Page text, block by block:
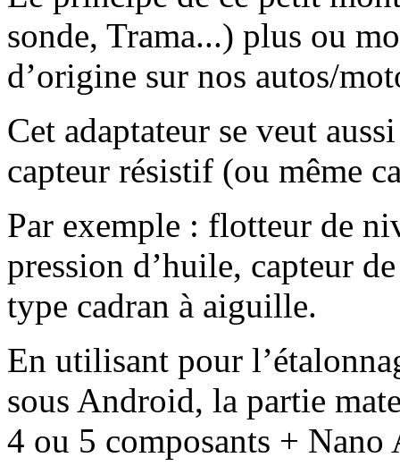
sonde, Trama...) plus ou
d’origine sur nos autos/
Cet adaptateur se veut
capteur résistif (ou même
Par exemple : flotteur de
pression d’huile, capteur
type cadran à aiguille.
En utilisant pour
sous Android, la partie
4 ou 5 composants +